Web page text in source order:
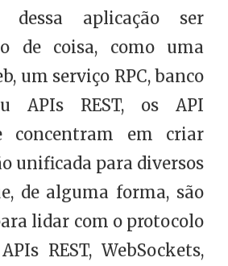
dessa aplicação ser
de coisa, como uma
um serviço RPC, banco
APIs REST, os API
concentram em criar
unificada para diversos
de alguma forma, são
lidar com o protocolo
REST, WebSockets,